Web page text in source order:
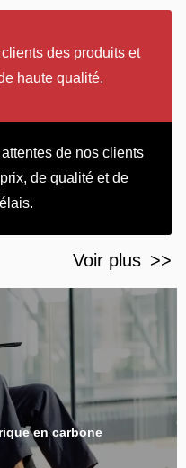
des produits et
haute qualité.
de nos clients
de qualité et de
Voir plus >>
en carbone